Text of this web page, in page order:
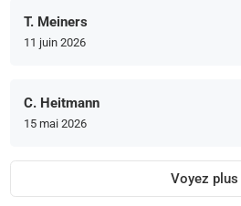
T. Meiners
11 juin 2026
C. Heitmann
15 mai 2026
Voyez plus